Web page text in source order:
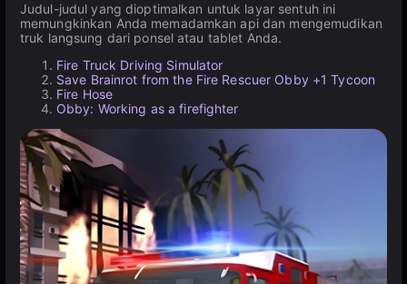
Judul-judul yang dioptimalkan untuk layar sentuh ini
memungkinkan Anda memadamkan api dan mengemudikan
truk langsung dari ponsel atau tablet Anda.
Fire Truck Driving Simulator
Save Brainrot from the Fire Rescuer Obby +1 Tycoon
Fire Hose
Obby: Working as a firefighter